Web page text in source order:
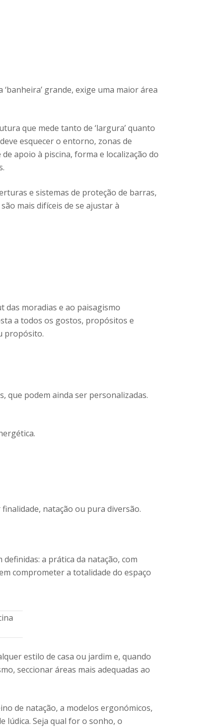
grande, exige uma maior área
que mede tanto de ‘largura’ quanto
esquecer o entorno, zonas de
apoio à piscina, forma e localização do
e sistemas de proteção de barras,
mais difíceis de se ajustar à
moradias e ao paisagismo
a todos os gostos, propósitos e
propósito.
que podem ainda ser personalizadas.
natação ou pura diversão.
a prática da natação, com
comprometer a totalidade do espaço
estilo de casa ou jardim e, quando
seccionar áreas mais adequadas ao
de natação, a modelos ergonómicos,
lúdica. Seja qual for o sonho, o